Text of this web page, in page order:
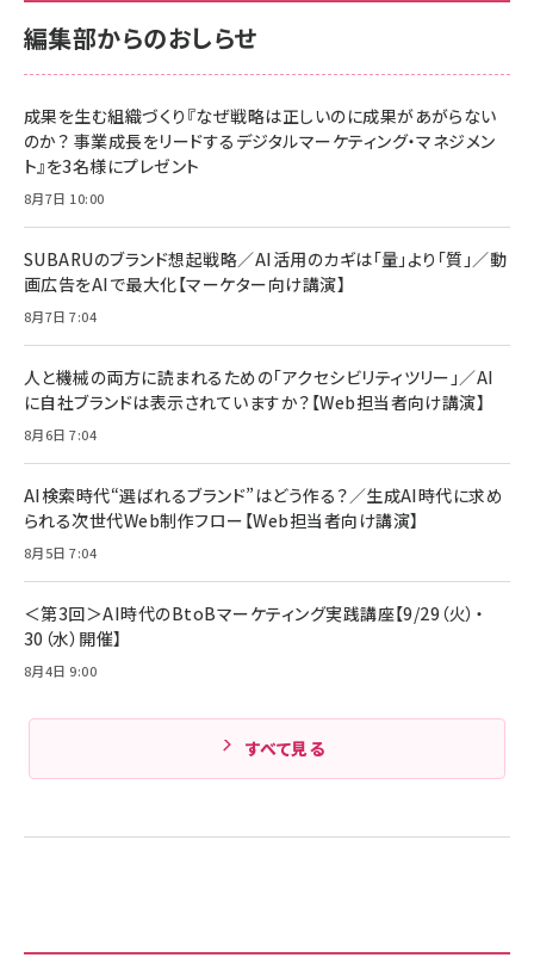
anan(アンアン)2026/06/24号 No.2500増刊
スペシャルエディション[王道エンタメの矜持／
￥1,100
anan(アンアン)2026/07/08号 No.2502[2026
￥880
ママ投資家が育休中に１億貯めた株式投資
組織の成果を最大化する ルールのデザイン
￥1,980
Amazonランキングをもっと見る
サポート正規品 メーカー保証5年 KLMEA128G
NIMASO ガラスフィルム iPhone 17 用 保護フィ
すい ガイド枠付き いPhone17 (6.3インチ) 対応
2枚セット DSP25F1698
￥1,599
￥6,980
全ワイヤレスイヤホン/アクティブノイズキャンセリ
技術基準適合】ブラック
￥5,990
ケーブル Anker絡まないケーブル 240W 結束バン
ド付き USB PD対応 シリコン素材採用 iPhone
17 / 16 / 15 / Galaxy iPad Pro MacBook
Pro/Air 各種対応 (1.8m ミッドナイトブラック)
￥1,890
サポート正規品 メーカー保証5年 KLMEA128G
Amazon eギフトカード - Amazonロゴ - クラ
￥5,000
Anker PowerLine III Flow USB-C & USB-C
Pro/Air 各種対応 (1.8m ミッドナイトブラック)
￥1,890
サッポロ 生ビール 黒ラベル 350ml 缶 24本 ビー
ル ケース買い【6/30応募〆切! 黒ラベルビヤセラー
￥4,857
編集部からのおしらせ
成果を生む組織づくり『なぜ戦略は正しいのに成果があがらない
のか？ 事業成長をリードするデジタルマーケティング・マネジメン
ト』を3名様にプレゼント
8月7日 10:00
SUBARUのブランド想起戦略／AI活用のカギは「量」より「質」／動
画広告をAIで最大化【マーケター向け講演】
8月7日 7:04
人と機械の両方に読まれるための「アクセシビリティツリー」／AI
に自社ブランドは表示されていますか？【Web担当者向け講演】
8月6日 7:04
AI検索時代“選ばれるブランド”はどう作る？／生成AI時代に求め
られる次世代Web制作フロー【Web担当者向け講演】
8月5日 7:04
＜第3回＞AI時代のBtoBマーケティング実践講座【9/29（火）・
30（水）開催】
8月4日 9:00
すべて見る